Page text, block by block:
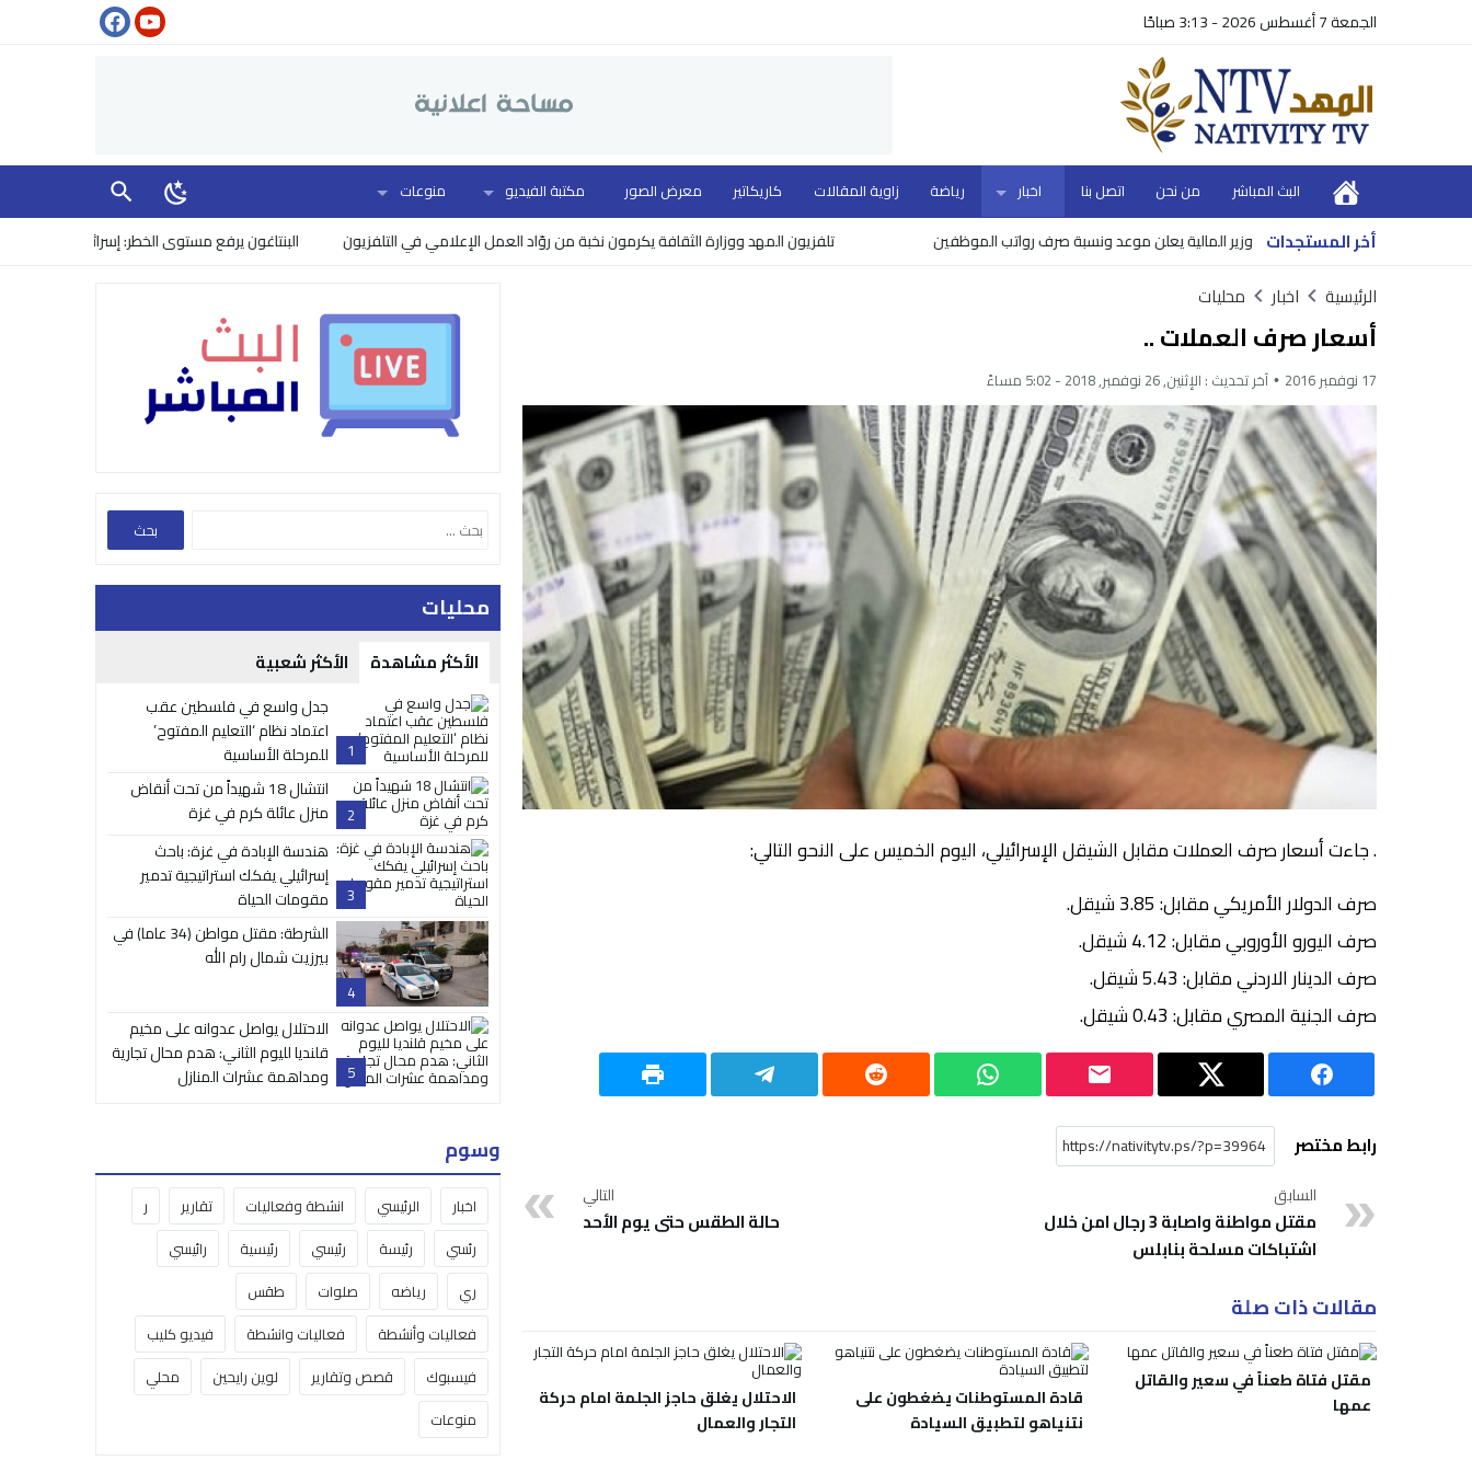
الجمعة 7 أغسطس 2026 - 3:13 صباحًا
البث المباشر من نحن اتصل بنا اخبار رياضة زاوية المقالات كاريكاتير معرض الصور مكتبة الفيديو منوعات
أخر المستجدات تلفزيون المهد ووزارة الثقافة يكرمون نخبة من روّاد العمل الإعلامي في التلفزيون البنتاغون يرفع مستوى الخطر: إسرائيل تتجسس على وزير المالية يعلن موعد ونسبة صرف رواتب الموظفين
الرئيسية اخبار محليات
أسعار صرف العملات ..
17 نوفمبر 2016 آخر تحديث : الإثنين, 26 نوفمبر, 2018 - 5:02 مساءً
. جاءت أسعار صرف العملات مقابل الشيقل الإسرائيلي، اليوم الخميس على النحو التالي:
صرف الدولار الأمريكي مقابل: 3.85 شيقل.
صرف اليورو الأوروبي مقابل: 4.12 شيقل.
صرف الدينار الاردني مقابل: 5.43 شيقل.
صرف الجنية المصري مقابل: 0.43 شيقل.
رابط مختصر
السابق
مقتل مواطنة واصابة 3 رجال امن خلال
اشتباكات مسلحة بنابلس
التالي
حالة الطقس حتى يوم الأحد
مقالات ذات صلة
مقتل فتاة طعناً في سعير والقاتل
عمها
قادة المستوطنات يضغطون على
نتنياهو لتطبيق السيادة
الاحتلال يغلق حاجز الجلمة امام حركة
التجار والعمال
محليات
الأكثر مشاهدة الأكثر شعبية
1
جدل واسع في فلسطين عقب
اعتماد نظام ‘التعليم المفتوح’
للمرحلة الأساسية
2
انتشال 18 شهيداً من تحت أنقاض
منزل عائلة كرم في غزة
3
هندسة الإبادة في غزة: باحث
إسرائيلي يفكك استراتيجية تدمير
مقومات الحياة
4
الشرطة: مقتل مواطن (34 عاما) في
بيرزيت شمال رام الله
5
الاحتلال يواصل عدوانه على مخيم
قلنديا لليوم الثاني: هدم محال تجارية
ومداهمة عشرات المنازل
وسوم
اخبار الرئيسي انشطة وفعاليات تقارير
ر
رئسي
رئيسة رئيسي رئيسية
رائيسي
ري
رياضه صلوات
طقس
فعاليات وأنشطة
فعاليات وانشطة
فيديو كليب
فيسبوك
قصص وتقارير لوين رايحين
محلي
منوعات